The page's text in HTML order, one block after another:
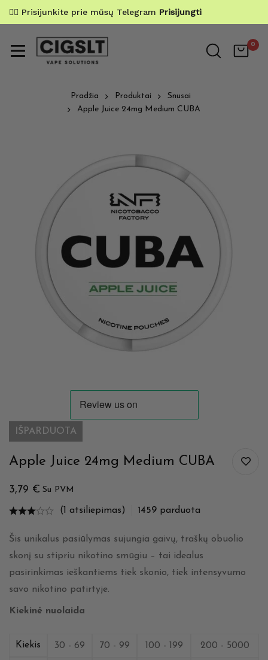
✌🏼 Prisijunkite prie mūsų Telegram Prisijungti
0
Pradžia Produktai
Snusai
Apple Juice 24mg Medium CUBA
IŠPARDUOTA
Apple Juice 24mg Medium CUBA
3,79 € Su PVM
(1 atsiliepimas) 1459 parduota
Šis unikalus pasiūlymas sujungia gaivų, traškų obuolio
skonį su stipriu nikotino smūgiu – tai idealus
pasirinkimas ieškantiems tiek skonio, tiek intensyvumo
savo nikotino patirtyje.
Kiekinė nuolaida
Kiekis 30 - 69 70 - 99 100 - 199 200 - 5000